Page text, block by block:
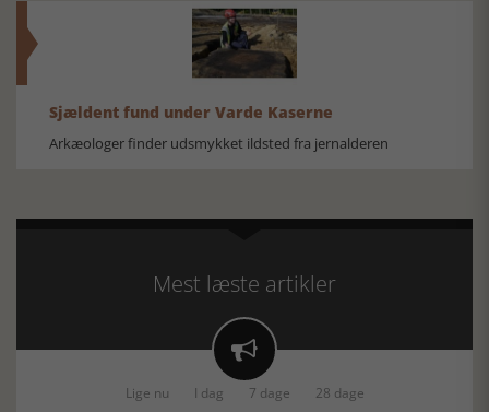
Sjældent fund under Varde Kaserne
Arkæologer finder udsmykket ildsted fra jernalderen
Mest læste artikler

Lige nu I dag 7 dage 28 dage